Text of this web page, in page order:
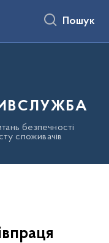
Пошук
безпечності
споживачів